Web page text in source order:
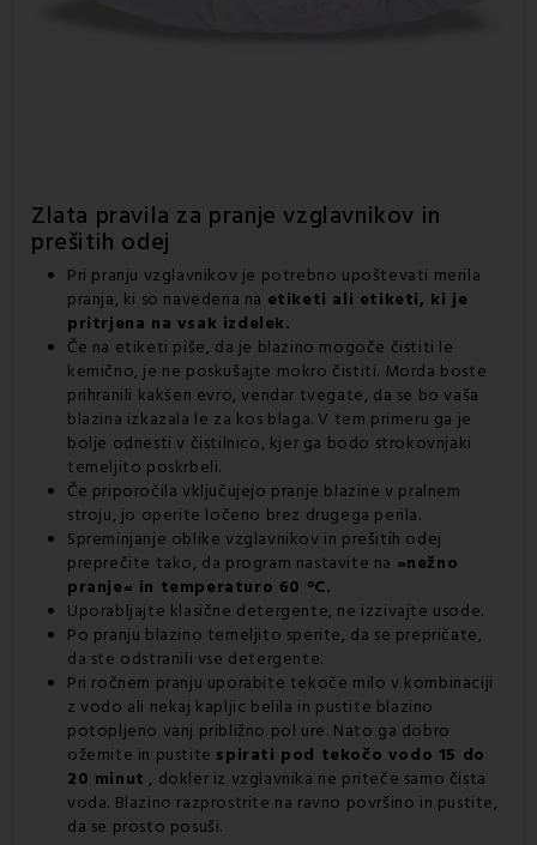
Zlata pravila za pranje vzglavnikov in
prešitih odej
Pri pranju vzglavnikov je potrebno upoštevati merila
pranja, ki so navedena na etiketi ali etiketi, ki je
pritrjena na vsak izdelek.
Če na etiketi piše, da je blazino mogoče čistiti le
kemično, je ne poskušajte mokro čistiti. Morda boste
prihranili kakšen evro, vendar tvegate, da se bo vaša
blazina izkazala le za kos blaga. V tem primeru ga je
bolje odnesti v čistilnico, kjer ga bodo strokovnjaki
temeljito poskrbeli.
Če priporočila vključujejo pranje blazine v pralnem
stroju, jo operite ločeno brez drugega perila.
Spreminjanje oblike vzglavnikov in prešitih odej
preprečite tako, da program nastavite na »nežno
pranje« in temperaturo 60 °C.
Uporabljajte klasične detergente, ne izzivajte usode.
Po pranju blazino temeljito sperite, da se prepričate,
da ste odstranili vse detergente.
Pri ročnem pranju uporabite tekoče milo v kombinaciji
z vodo ali nekaj kapljic belila in pustite blazino
potopljeno vanj približno pol ure. Nato ga dobro
ožemite in pustite spirati pod tekočo vodo 15 do
20 minut , dokler iz vzglavnika ne priteče samo čista
voda. Blazino razprostrite na ravno površino in pustite,
da se prosto posuši.